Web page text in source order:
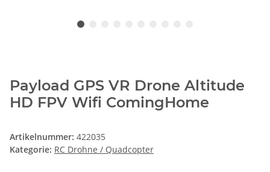
Payload GPS VR Drone Altitude
HD FPV Wifi ComingHome
Artikelnummer: 422035
Kategorie: RC Drohne / Quadcopter